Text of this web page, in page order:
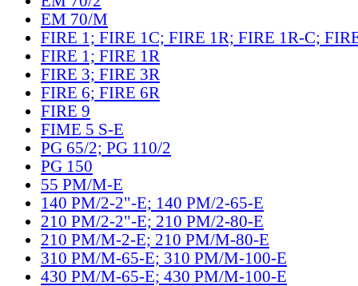
EM 70/M
FIRE 1; FIRE 1C; FIRE 1R; FIRE 1R-C;
FIRE 1; FIRE 1R
FIRE 3; FIRE 3R
FIRE 6; FIRE 6R
FIRE 9
FIME 5 S-E
PG 65/2; PG 110/2
PG 150
55 PM/M-E
140 PM/2-2"-E; 140 PM/2-65-E
210 PM/2-2"-E; 210 PM/2-80-E
210 PM/M-2-E; 210 PM/M-80-E
310 PM/M-65-E; 310 PM/M-100-E
430 PM/M-65-E; 430 PM/M-100-E